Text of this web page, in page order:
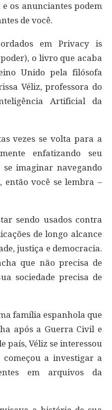
os anunciantes podem
de você.
em Privacy is
o livro que acaba
Unido pela filósofa
Véliz, professora do
Artificial da
vezes se volta para a
enfatizando seu
imaginar navegando
então você se lembra –
sendo usados ​​contra
de longo alcance
justiça e democracia.
que não precisa de
sociedade precisa de
família espanhola que
após a Guerra Civil e
país, Véliz se interessou
a investigar a
em arquivos da